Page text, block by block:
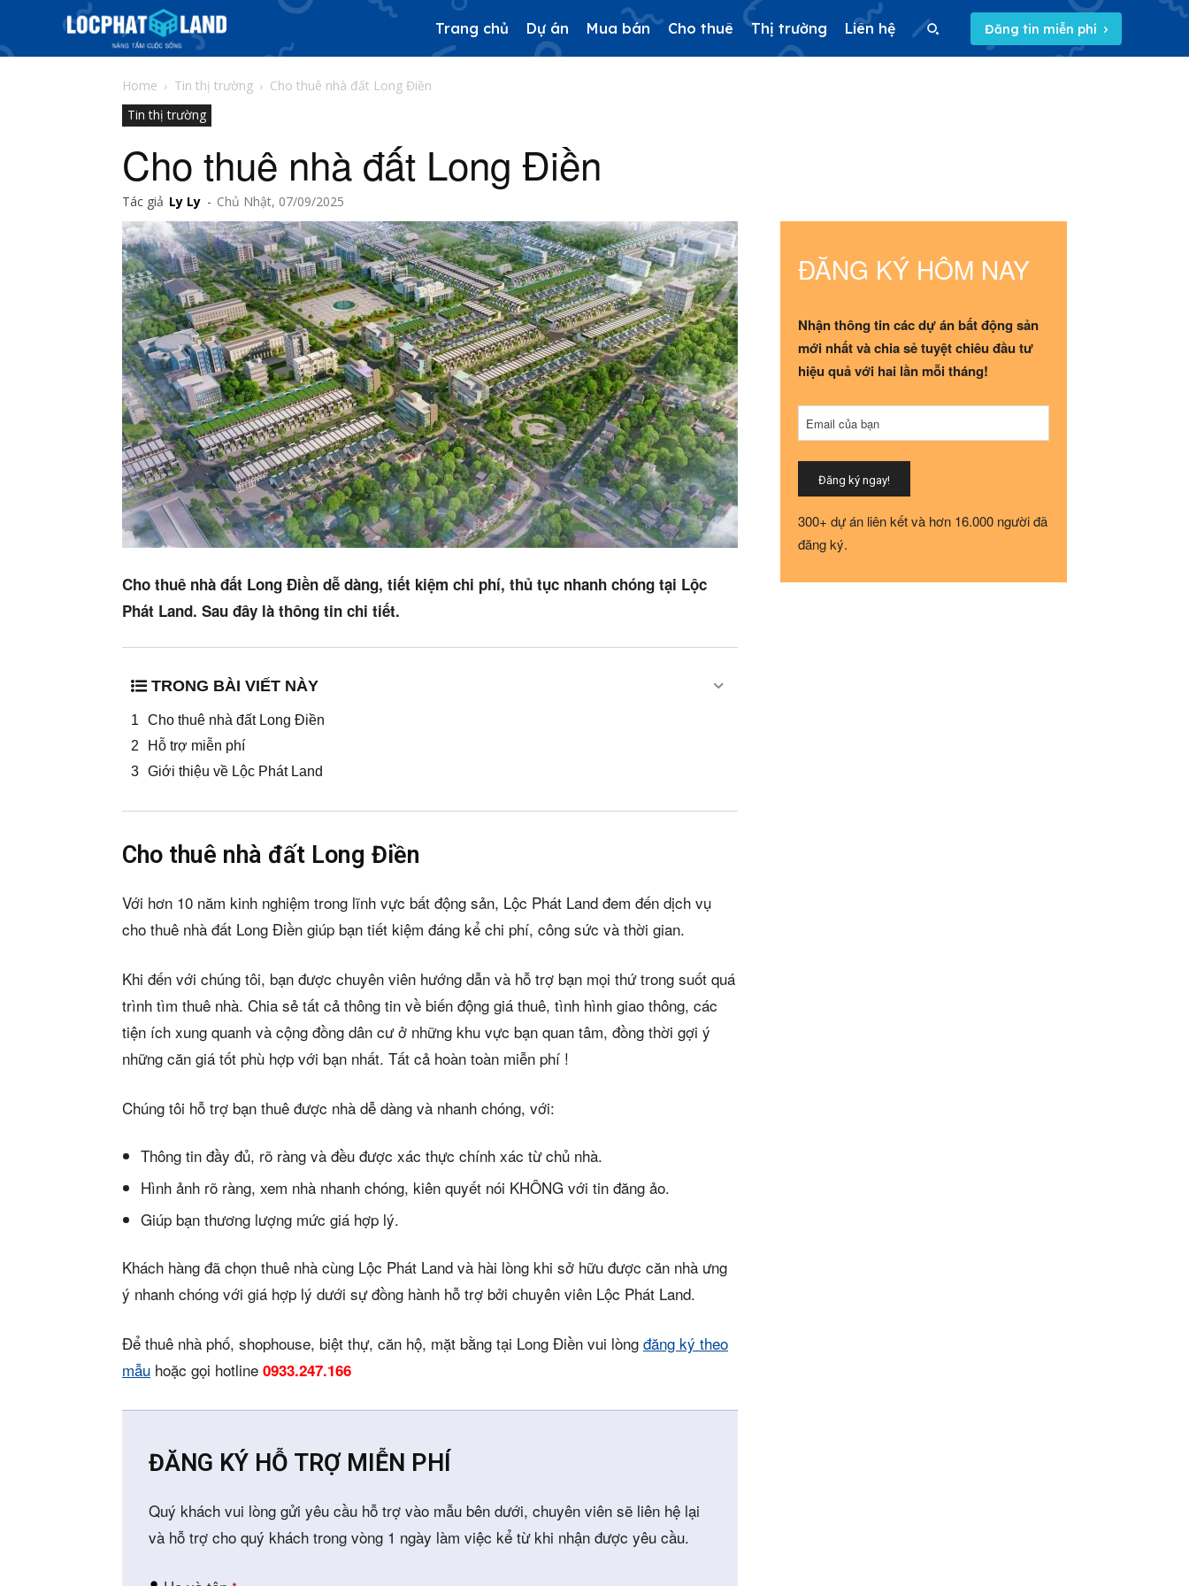
Trang chủ Dự án Mua bán Cho thuê Thị trường Liên hệ Đăng tin miễn phí
Home Tin thị trường
Cho thuê nhà đất Long Điền
Tin thị trường
Cho thuê nhà đất Long Điền
Tác giả Ly Ly - Chủ Nhật, 07/09/2025
Cho thuê nhà đất Long Điền dễ dàng, tiết kiệm chi phí, thủ tục nhanh chóng tại Lộc
Phát Land. Sau đây là thông tin chi tiết.
TRONG BÀI VIẾT NÀY
Cho thuê nhà đất Long Điền
Hỗ trợ miễn phí
Giới thiệu về Lộc Phát Land
Cho thuê nhà đất Long Điền
Với hơn 10 năm kinh nghiệm trong lĩnh vực bất động sản, Lộc Phát Land đem đến dịch vụ
cho thuê nhà đất Long Điền giúp bạn tiết kiệm đáng kể chi phí, công sức và thời gian.
Khi đến với chúng tôi, bạn được chuyên viên hướng dẫn và hỗ trợ bạn mọi thứ trong suốt quá
trình tìm thuê nhà. Chia sẻ tất cả thông tin về biến động giá thuê, tình hình giao thông, các
tiện ích xung quanh và cộng đồng dân cư ở những khu vực bạn quan tâm, đồng thời gợi ý
những căn giá tốt phù hợp với bạn nhất. Tất cả hoàn toàn miễn phí !
Chúng tôi hỗ trợ bạn thuê được nhà dễ dàng và nhanh chóng, với:
Thông tin đầy đủ, rõ ràng và đều được xác thực chính xác từ chủ nhà.
Hình ảnh rõ ràng, xem nhà nhanh chóng, kiên quyết nói KHÔNG với tin đăng ảo.
Giúp bạn thương lượng mức giá hợp lý.
Khách hàng đã chọn thuê nhà cùng Lộc Phát Land và hài lòng khi sở hữu được căn nhà ưng
ý nhanh chóng với giá hợp lý dưới sự đồng hành hỗ trợ bởi chuyên viên Lộc Phát Land.
Để thuê nhà phố, shophouse, biệt thự, căn hộ, mặt bằng tại Long Điền vui lòng đăng ký theo
mẫu hoặc gọi hotline 0933.247.166
ĐĂNG KÝ HỖ TRỢ MIỄN PHÍ
Quý khách vui lòng gửi yêu cầu hỗ trợ vào mẫu bên dưới, chuyên viên sẽ liên hệ lại
và hỗ trợ cho quý khách trong vòng 1 ngày làm việc kể từ khi nhận được yêu cầu.
ĐĂNG KÝ HÔM NAY
Nhận thông tin các dự án bất động sản
mới nhất và chia sẻ tuyệt chiêu đầu tư
hiệu quả với hai lần mỗi tháng!
Email của bạn
Đăng ký ngay!
Your
Website
300+ dự án liên kết và hơn 16.000 người đã
đăng ký.